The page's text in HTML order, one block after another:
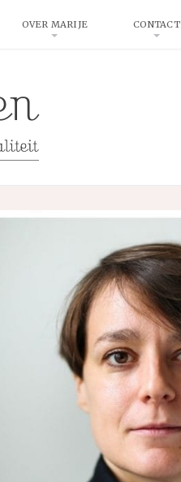
OVER MARIJE CONTACT